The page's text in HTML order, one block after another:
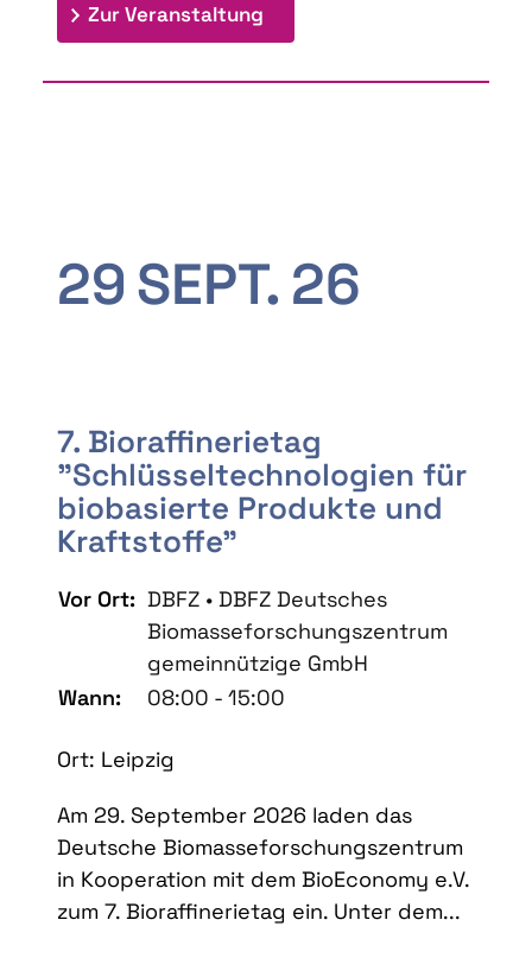
Zur Veranstaltung
29SEPT. 26
7. Bioraffinerietag
"Schlüsseltechnologien für
biobasierte Produkte und
Kraftstoffe"
Vor Ort: DBFZ • DBFZ Deutsches
Biomasseforschungszentrum
gemeinnützige GmbH
Wann:
08:00 - 15:00
Ort: Leipzig
Am 29. September 2026 laden das
Deutsche Biomasseforschungszentrum
in Kooperation mit dem BioEconomy e.V.
zum 7. Bioraffinerietag ein. Unter dem...